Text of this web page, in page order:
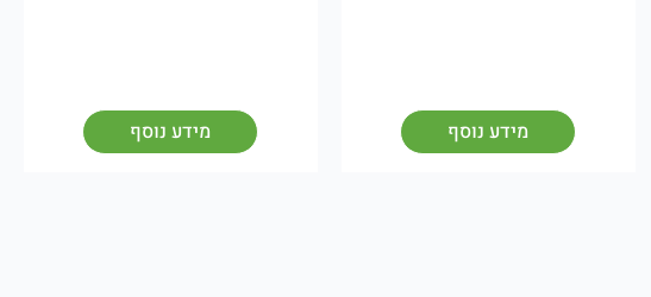
מידע נוסף מידע נוסף